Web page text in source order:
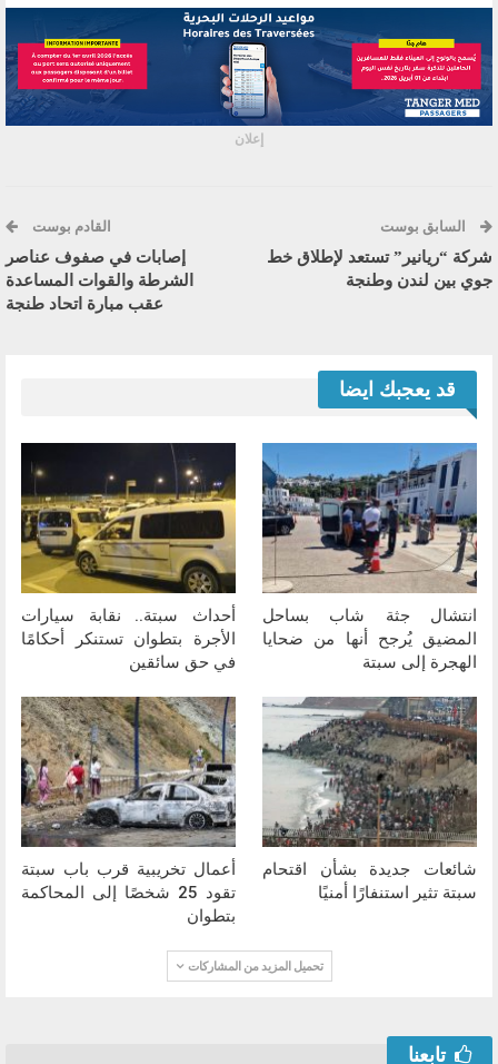
إعلان
السابق بوست
شركة “ريانير” تستعد لإطلاق خط
جوي بين لندن وطنجة
القادم بوست
إصابات في صفوف عناصر
الشرطة والقوات المساعدة
عقب مبارة اتحاد طنجة
قد يعجبك ايضا
انتشال جثة شاب بساحل
المضيق يُرجح أنها من ضحايا
الهجرة إلى سبتة
أحداث سبتة.. نقابة سيارات
الأجرة بتطوان تستنكر أحكامًا
في حق سائقين
شائعات جديدة بشأن اقتحام
سبتة تثير استنفارًا أمنيًا
أعمال تخريبية قرب باب سبتة
تقود 25 شخصًا إلى المحاكمة
بتطوان
تحميل المزيد من المشاركات
تابعنا